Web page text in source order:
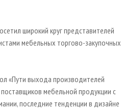
широкий круг представителей
мебельных торгово-закупочных
«Пути выхода производителей
мебельной продукции с
последние тенденции в дизайне